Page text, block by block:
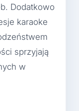
Dodatkowo
karaoke
sprzyjają
w